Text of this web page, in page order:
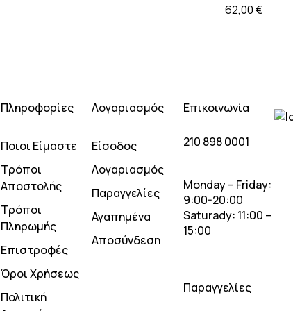
62,00€
Πληροφορίες
Ποιοι Είμαστε
Τρόποι
Αποστολής
Τρόποι
Πληρωμής
Επιστροφές
Όροι Χρήσεως
Πολιτική
Λογαριασμός
Είσοδος
Λογαριασμός
Παραγγελίες
Αγαπημένα
Αποσύνδεση
Επικοινωνία
210 898 0001
Monday – Friday:
9:00-20:00
Saturady: 11:00 –
15:00
Παραγγελίες